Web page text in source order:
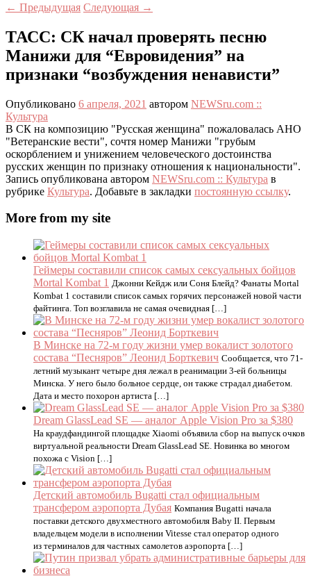
← Предыдущая Следующая →
ТАСС: СК начал проверять песню
Манижи для “Евровидения” на
признаки “возбуждения ненависти”
Опубликовано 6 апреля, 2021 автором NEWSru.com ::
Культура
В СК на композицию "Русская женщина" пожаловалась АНО
"Ветеранские вести", сочтя номер Манижи "грубым
оскорблением и унижением человеческого достоинства
русских женщин по признаку отношения к национальности".
Запись опубликована автором NEWSru.com :: Культура в
рубрике Культура. Добавьте в закладки постоянную ссылку.
More from my site
Геймеры составили список самых сексуальных бойцов
Mortal Kombat 1 Джонни Кейдж или Соня Блейд? Фанаты Mortal
Kombat 1 составили список самых горячих персонажей новой части
файтинга. Топ возглавила не самая очевидная […]
В Минске на 72-м году жизни умер вокалист золотого
состава “Песняров” Леонид Борткевич Сообщается, что 71-
летний музыкант четыре дня лежал в реанимации 3-ей больницы
Минска. У него было больное сердце, он также страдал диабетом.
Дата и место похорон артиста […]
Dream GlassLead SE — аналог Apple Vision Pro за $380
На краудфандингой площадке Xiaomi объявила сбор на выпуск очков
виртуальной реальности Dream GlassLead SE. Новинка во многом
похожа с Vision […]
Детский автомобиль Bugatti стал официальным
трансфером аэропорта Дубая Компания Bugatti начала
поставки детского двухместного автомобиля Baby II. Первым
владельцем модели в исполнении Vitesse стал оператор одного
из терминалов для частных самолетов аэропорта […]